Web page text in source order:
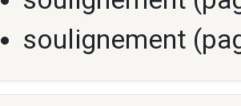
soulignement